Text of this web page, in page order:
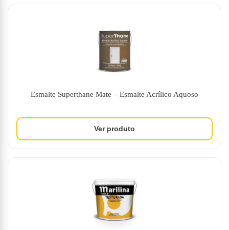
Esmalte Superthane Mate – Esmalte Acrílico Aquoso